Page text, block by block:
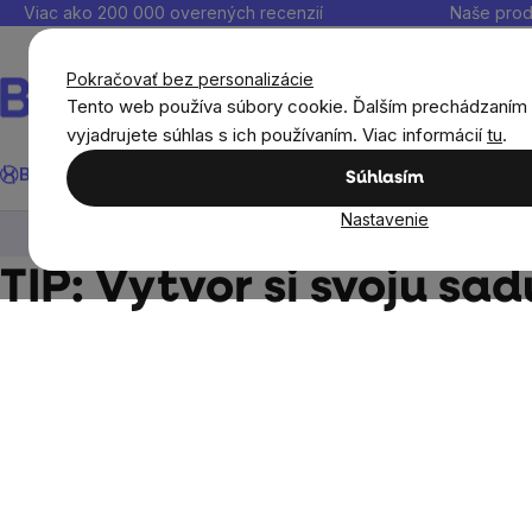
Pokračovať bez personalizácie
Tento web používa súbory cookie. Ďalším
vyjadrujete súhlas s ich používaním. Viac informácií tu.
Súhlasím
Nastavenie
PrejsťViac ako 200 000 overených recenzií Naše
Hľadať
BrainMax® Výživové doplnky
Zdravé Vianoce - rozumné vianočné darčeky 2025
TIP: Vytvor si svoju